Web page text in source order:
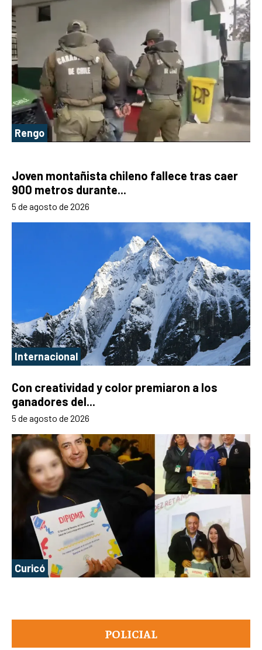
POLICIAL
Rengo
Joven montañista chileno fallece tras caer
900 metros durante...
5 de agosto de 2026
Internacional
Con creatividad y color premiaron a los
ganadores del...
5 de agosto de 2026
Curicó